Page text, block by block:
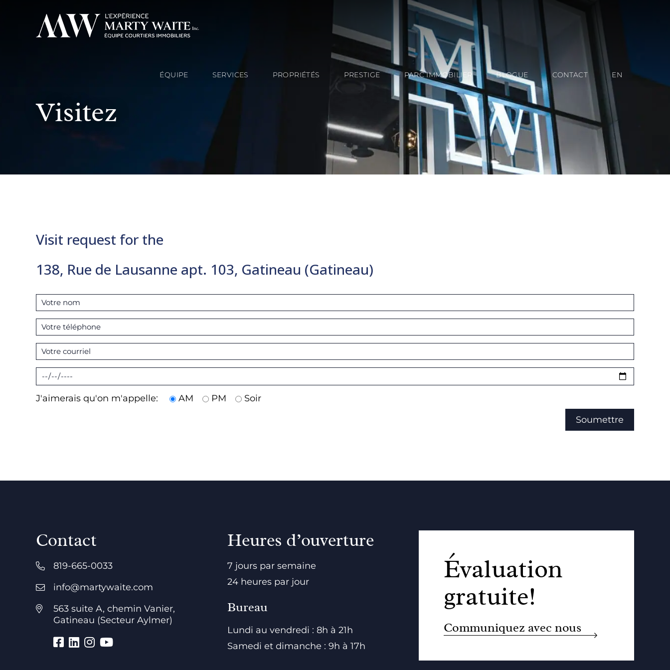
ÉQUIPE SERVICES PROPRIÉTÉS PRESTIGE PARC IMMOBILIER BLOGUE CONTACT EN
Visitez
Visit request for the
138, Rue de Lausanne apt. 103, Gatineau (Gatineau)
J'aimerais qu'on m'appelle: AM PM Soir
Contact
819-665-0033
info@martywaite.com
563 suite A, chemin Vanier,
Gatineau (Secteur Aylmer)
Heures d’ouverture
7 jours par semaine
24 heures par jour
Bureau
Lundi au vendredi : 8h à 21h
Samedi et dimanche : 9h à 17h
Évaluation
gratuite!
Communiquez avec nous